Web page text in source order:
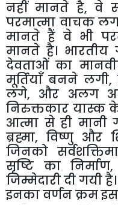
नहीं मानते है,वे
परमात्मा वाचक
मानते हैं वे भी
मानते है। भारतीय
देवताओं का
मूर्तियाँ बनने लगी,
लगे, और अलग
निरुक्तकार यास्क
आत्मा से ही मानी
ब्रह्मा,विष्णु और
जिनको
सृष्टि
का निर्माण,
जिम्मेदारीदीगयीहै।
इनकावर्णनक्रमइस